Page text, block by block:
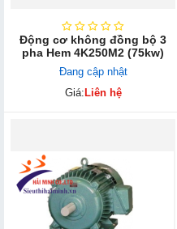
Động cơ không đồng bộ 3
pha Hem 4K250M2 (75kw)
Đang cập nhật
Giá: Liên hệ